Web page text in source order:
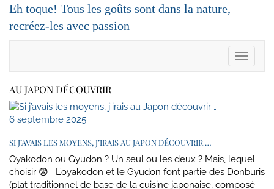
Skip
content
Eh toque! Tous les goûts sont dans la nature,
recréez-les avec passion
Toggle
AU JAPON DÉCOUVRIR
6 septembre 2025
SI J’AVAIS LES MOYENS, J’IRAIS AU JAPON DÉCOUVRIR …
Oyakodon ou Gyudon ? Un seul ou les deux ? Mais, lequel
choisir 😨 L’oyakodon et le Gyudon font partie des Donburis
(plat traditionnel de base de la cuisine japonaise, composé